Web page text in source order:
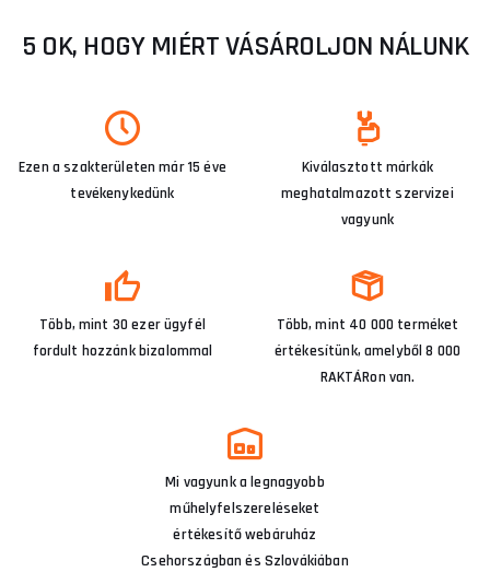
5 OK, HOGY MIÉRT VÁSÁROLJON NÁLUNK
Ezen a szakterületen már 15 éve
tevékenykedünk
Kiválasztott márkák
meghatalmazott szervizei
vagyunk
Több, mint 30 ezer ügyfél
fordult hozzánk bizalommal
Több, mint 40 000 terméket
értékesítünk, amelyből 8 000
RAKTÁRon van.
Mi vagyunk a legnagyobb
műhelyfelszereléseket
értékesítő webáruház
Csehországban és Szlovákiában